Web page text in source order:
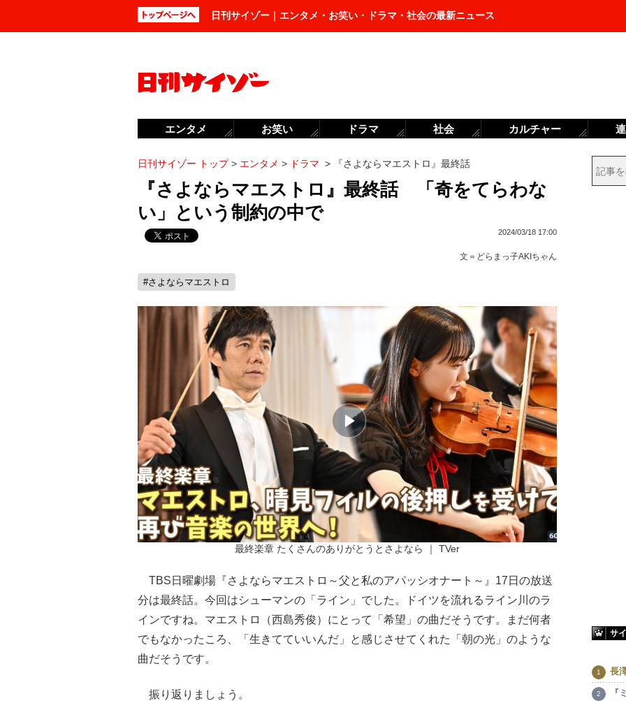
日刊サイゾー｜エンタメ・お笑い・ドラマ・社会の最新ニュース
日刊サイゾー トップ> エンタメ > ドラマ > 『さよならマエストロ』最終話
『さよならマエストロ』最終話 「奇をてらわな
い」という制約の中で
2024/03/18 17:00
文＝ どらまっ子AKIちゃん
#さよならマエストロ
最終楽章 たくさんのありがとうとさよなら ｜ TVer
TBS日曜劇場『さよならマエストロ～父と私のアパッシオナート～』17日の放送
分は最終話。今回はシューマンの「ライン」でした。ドイツを流れるライン川のラ
インですね。マエストロ（西島秀俊）にとって「希望」の曲だそうです。まだ何者
でもなかったころ、「生きてていいんだ」と感じさせてくれた「朝の光」のような
曲だそうです。
振り返りましょう。
サ
長
『
エンタメ お笑い ドラマ 社会 カルチャー